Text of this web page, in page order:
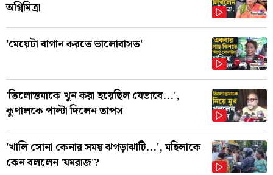
অগ্নিমিত্রা
'মেয়েটা বাগান করতে ভালোবাসত'
'তিলোত্তমাকে খুন করা হয়েছিল যেভাবে...',
কুণালকে পাল্টা দিলেন তাপস
'খালি সোনা কেনার সময় ঝগড়াঝাটি...', মহিলাকে
কেন বললেন 'যমরাজ'?